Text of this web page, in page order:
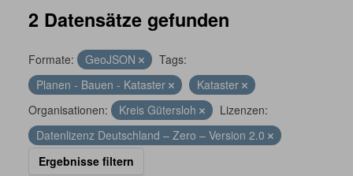
2 Datensätze gefunden
Formate: GeoJSON
Tags:
Planen - Bauen - Kataster
Kataster
Organisationen:
Kreis Gütersloh
Lizenzen:
Datenlizenz Deutschland – Zero – Version 2.0
Ergebnisse filtern